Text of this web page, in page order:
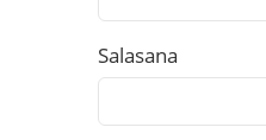
Salasana